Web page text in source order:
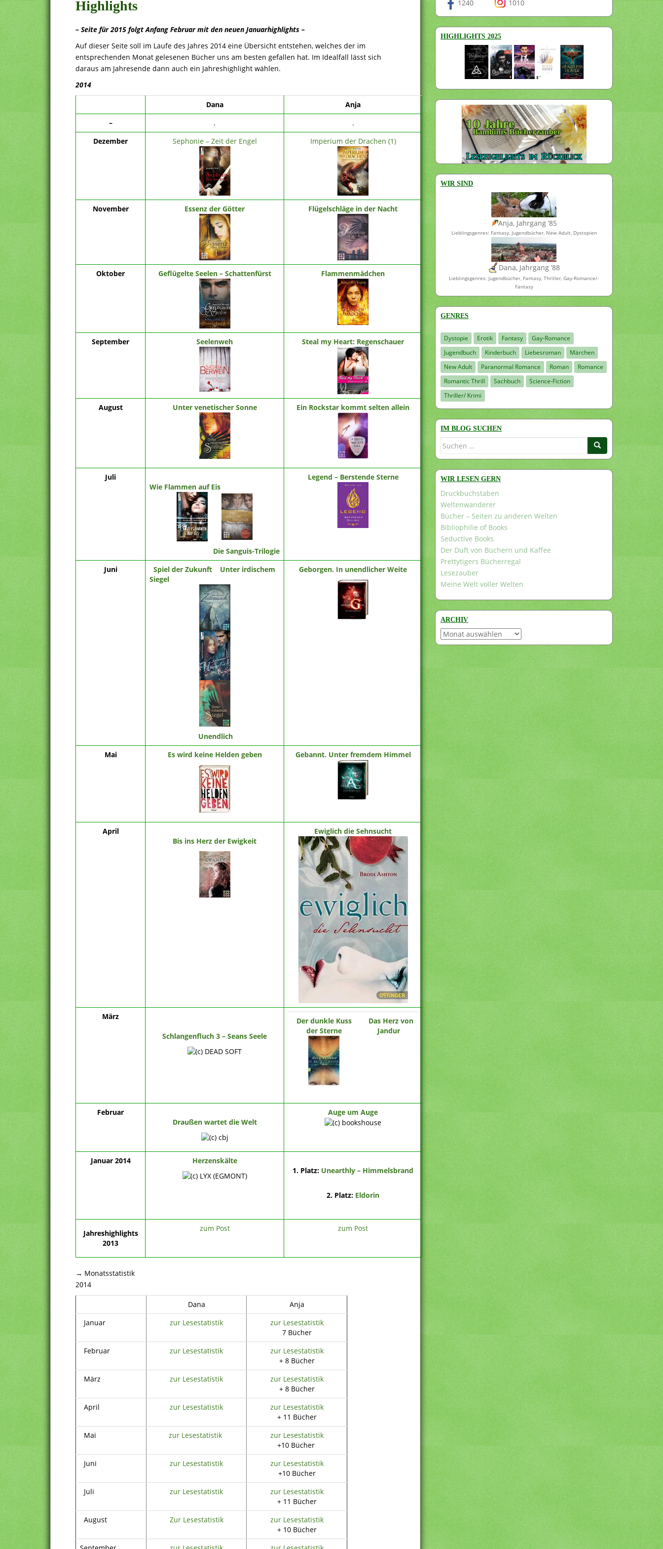
Highlights
– Seite für 2015 folgt Anfang Februar mit den neuen Januarhighlights –
Auf dieser Seite soll im Laufe des Jahres 2014 eine Übersicht entstehen, welches der im
entsprechenden Monat gelesenen Bücher uns am besten gefallen hat. Im Idealfall lässt sich
daraus am Jahresende dann auch ein Jahreshighlight wählen.
2014
Dana
Anja
–
.
.
Dezember
Sephonie – Zeit der Engel Imperium der Drachen (1)
November Essenz der Götter Flügelschläge in der Nacht
Oktober Geflügelte Seelen – Schattenfürst Flammenmädchen
September Seelenweh Steal my Heart: Regenschauer
August Unter venetischer Sonne Ein Rockstar kommt selten allein
Juli
Wie Flammen auf Eis
Die Sanguis-Trilogie
Legend – Berstende Sterne
Juni Spiel der Zukunft
Unter irdischem
Siegel
Unendlich
Geborgen. In unendlicher Weite
Mai Es wird keine Helden geben Gebannt. Unter fremdem Himmel
April
Bis ins Herz der Ewigkeit
Ewiglich die Sehnsucht
März
Schlangenfluch 3 – Seans Seele
Der dunkle Kuss
der Sterne
Das Herz von
Jandur
Februar
Draußen wartet die Welt
Auge um Auge
Januar 2014
Herzenskälte
1. Platz: Unearthly – Himmelsbrand
2. Platz: Eldorin
Jahreshighlights
2013
zum Post zum Post
→ Monatsstatistik
2014
Dana
Anja
Januar
zur Lesestatistik
zur Lesestatistik
7 Bücher
Februar
zur Lesestatistik
zur Lesestatistik
+ 8 Bücher
März
zur Lesestatistik
zur Lesestatistik
+ 8 Bücher
April
zur Lesestatistik
zur Lesestatistik
+ 11 Bücher
Mai
zur Lesestatistik
zur Lesestatistik
+10 Bücher
Juni
zur Lesestatistik
zur Lesestatistik
+10 Bücher
Juli
zur Lesestatistik
zur Lesestatistik
+ 11 Bücher
August
Zur Lesestatistik
zur Lesestatistik
+ 10 Bücher
1240 1010
HIGHLIGHTS 2025
WIR SIND
Anja, Jahrgang ’85
Lieblingsgenres: Fantasy, Jugendbücher, New Adult, Dystopien
Dana, Jahrgang ’88
Lieblingsgenres: Jugendbücher, Fantasy, Thriller, Gay-Romance/-
Fantasy
GENRES
Dystopie Erotik Fantasy
Gay-Romance
Jugendbuch
Kinderbuch Liebesroman
Märchen
New Adult
Paranormal Romance Roman
Romance
Romantic Thrill
Sachbuch
Science-Fiction
Thriller/ Krimi
IM BLOG SUCHEN
Suchen
WIR LESEN GERN
Druckbuchstaben
Weltenwanderer
Bücher – Seiten zu anderen Welten
Bibliophilie of Books
Seductive Books
Der Duft von Büchern und Kaffee
Prettytigers Bücherregal
Lesezauber
Meine Welt voller Welten
ARCHIV
Archiv